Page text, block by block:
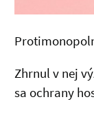
Zhrnul v nej
sa ochrany